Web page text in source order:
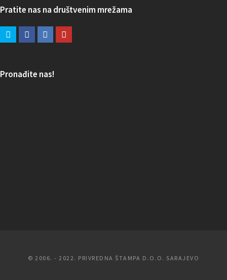
Pratite nas na društvenim mrežama
Pronađite nas!
© 2006. - 2022. PRIVREDNA ŠTAMPA D.O.O. SARAJEVO